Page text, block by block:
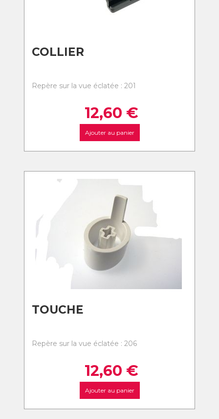
COLLIER
Repère sur la vue éclatée : 201
12,60 €
Ajouter au panier
TOUCHE
Repère sur la vue éclatée : 206
12,60 €
Ajouter au panier